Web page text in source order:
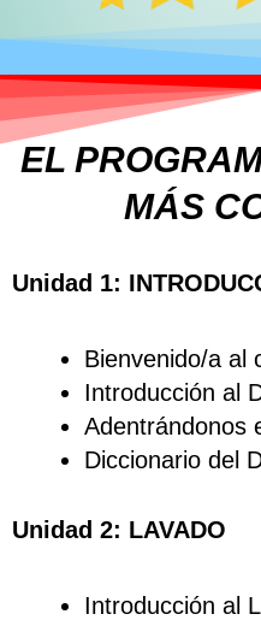
EL
MÁS
Unidad 1:
Bienvenido/a al
Introducción al
Adentrándonos
Diccionario del
Unidad 2: LAVADO
Introducción al